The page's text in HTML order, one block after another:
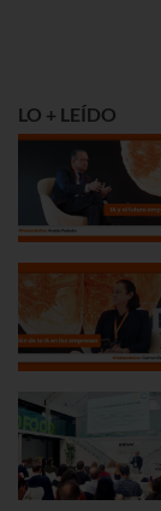
LO + LEÍDO